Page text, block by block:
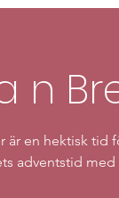
n
är en hektisk tid
adventstid